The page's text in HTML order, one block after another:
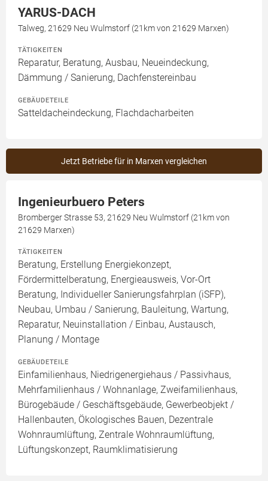
YARUS-DACH
Talweg, 21629 Neu Wulmstorf (21km von 21629 Marxen)
TÄTIGKEITEN
Reparatur, Beratung, Ausbau, Neueindeckung,
Dämmung / Sanierung, Dachfenstereinbau
GEBÄUDETEILE
Satteldacheindeckung, Flachdacharbeiten
Jetzt Betriebe für in Marxen vergleichen
Ingenieurbuero Peters
Bromberger Strasse 53, 21629 Neu Wulmstorf (21km von
21629 Marxen)
TÄTIGKEITEN
Beratung, Erstellung Energiekonzept,
Fördermittelberatung, Energieausweis, Vor-Ort
Beratung, Individueller Sanierungsfahrplan (iSFP),
Neubau, Umbau / Sanierung, Bauleitung, Wartung,
Reparatur, Neuinstallation / Einbau, Austausch,
Planung / Montage
GEBÄUDETEILE
Einfamilienhaus, Niedrigenergiehaus / Passivhaus,
Mehrfamilienhaus / Wohnanlage, Zweifamilienhaus,
Bürogebäude / Geschäftsgebäude, Gewerbeobjekt /
Hallenbauten, Ökologisches Bauen, Dezentrale
Wohnraumlüftung, Zentrale Wohnraumlüftung,
Lüftungskonzept, Raumklimatisierung